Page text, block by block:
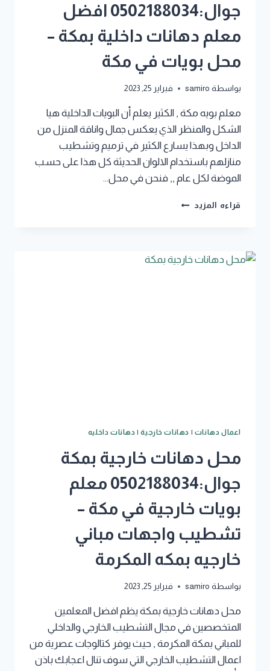
جوال:0502188034 افضل
معلم دهانات داخلية بمكة –
محل بويات في مكة
بواسطة samiro فبراير 25, 2023
معلم بويه مكة , الكثير يعلم أن البويات الداخلية هيا
الشكل والمنظر الذي يعكس جمال واناقة المنزل من
الداخل وبهذا يسارع الكثير في ترميم وتشطيب
منازلهم باستخدام الالوان الحديثة كل هذا على حسب
الموضة لكل عام ,, فنحن في محل…
قراءه المزيد معلم
معلم
اعمال دهانات | دهانات خارجية| دهانات داخليه
محل دهانات خارجية بمكة
جوال:0502188034 معلم
بويات خارجية في مكة –
تشطيب واجهات مباني
خارجيه بمكه المكرمة
بواسطة samiro فبراير 25, 2023
محل دهانات خارجية بمكة يظم افضل المعلمين
المتخصصين في مجال التشطيب الخارجي والداخلي
للمباني بمكة المكرمة , حيث يوفر كتالوجات عصرية من
اعمال التشطيب الخارجي التي سوف تنال اعجابك باذن